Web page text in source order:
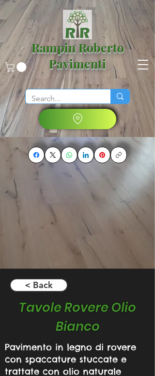
Rampin Roberto
Pavimenti
< Back
Tavole Rovere Olio
Bianco
Pavimento in legno di rovere
con spaccature stuccate e
trattate con olio naturale